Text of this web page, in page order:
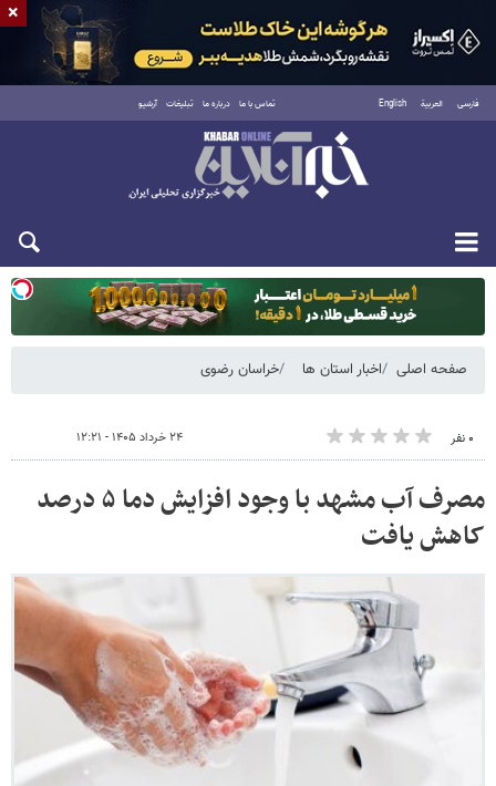
فارسی العربية English تماس با ما درباره ما تبلیغات آرشیو
یکشنبه ۱۸ مرداد ۱۴۰۵
صفحه اصلی اخبار استان ها خراسان رضوی
۰ نفر ۲۴ خرداد ۱۴۰۵ - ۱۲:۲۱
مصرف آب مشهد با وجود افزایش دما ۵ درصد
کاهش یافت
×